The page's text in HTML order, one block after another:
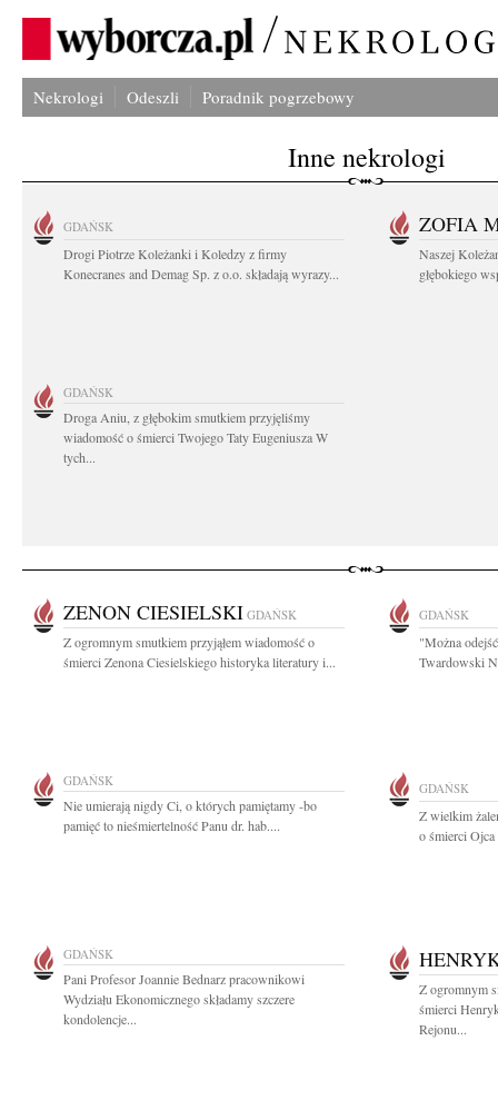
Nekrologi Odeszli Poradnik pogrzebowy
Inne nekrologi
GDAŃSK
Drogi Piotrze Koleżanki i Koledzy z firmy
Konecranes and Demag Sp. z o.o. składają wyrazy...
ZOFIA
Naszej
głębokiego
GDAŃSK
Droga Aniu, z głębokim smutkiem przyjęliśmy
wiadomość o śmierci Twojego Taty Eugeniusza W
tych...
ZENON CIESIELSKI GDAŃSK
Z ogromnym smutkiem przyjąłem wiadomość o
śmierci Zenona Ciesielskiego historyka literatury i...
GDAŃSK
"Można
Twardowski
GDAŃSK
Nie umierają nigdy Ci, o których pamiętamy -bo
pamięć to nieśmiertelność Panu dr. hab....
GDAŃSK
Z wielkim
o śmierci
GDAŃSK
Pani Profesor Joannie Bednarz pracownikowi
Wydziału Ekonomicznego składamy szczere
kondolencje...
Z ogromnym
śmierci
Rejonu...